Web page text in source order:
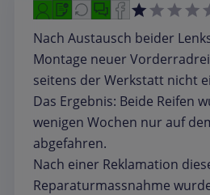
Nach Austausch beider
Montage neuer
seitens der Werkstatt nicht
Das Ergebnis: Beide Reifen
wenigen Wochen nur auf
abgefahren.
Nach einer Reklamation
Reparaturmassnahme